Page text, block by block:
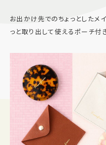
アク
よくあるご質問
サイトマップ
Follow US
お出かけ先でのちょっとしたメ
っと取り出して使えるポーチ付